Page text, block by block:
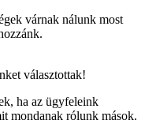
várnak nálunk most
választottak!
ha az ügyfeleink
mondanak rólunk mások.